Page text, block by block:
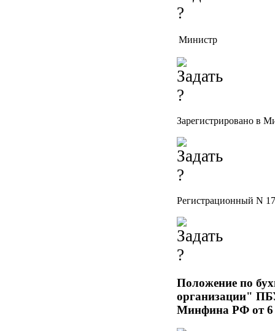
Министр
Зарегистрировано в
Регистрационный N
Положение по
организации"
Минфина РФ от 6